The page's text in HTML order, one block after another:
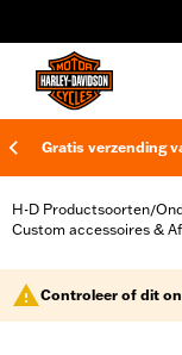
Gratis verzending
H-D Productsoorten/
Custom accessoires &
Controleer of dit